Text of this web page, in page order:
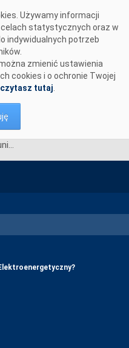
Używamy informacji
statystycznych oraz w
indywidualnych potrzeb
zmienić ustawienia
cookies i o ochronie Twojej
tutaj
Komunikat OSP z dnia 28 października 2025 r. w sprawie konsultacji projektu Karty aktualizacji nr 2/CW-2/CK-2/CB-2/2024 IRiESP (w zakresie niezatwierdzonym decyzją Prezesa URE)